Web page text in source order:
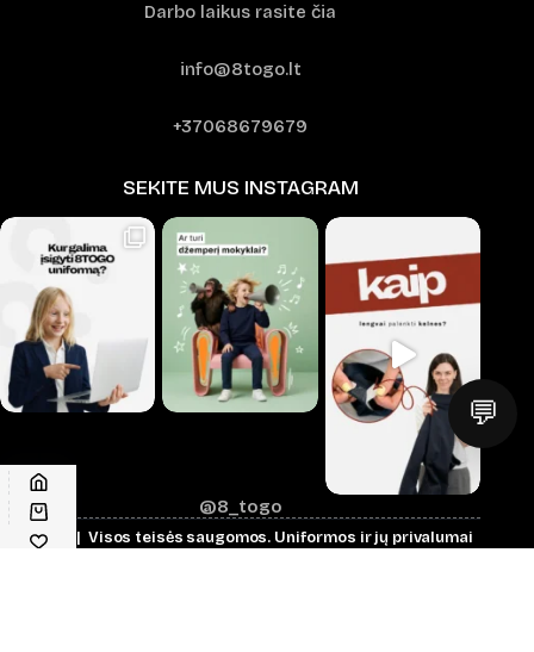
Darbo laikus rasite čia
info@8togo.lt
+37068679679
SEKITE MUS INSTAGRAM
@8_togo
© 2026 | Visos teisės saugomos. Uniformos ir jų privalumai
💬